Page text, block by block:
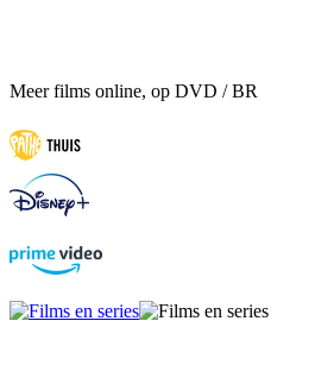
Meer films online, op DVD / BR